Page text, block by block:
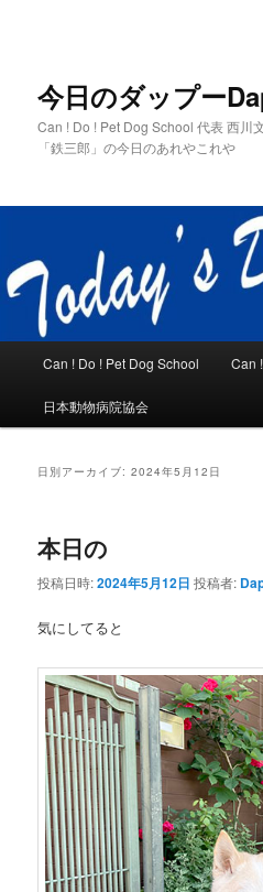
今日のダップー
Can ! Do ! Pet Dog School 代表 西川
「鉄三郎」の今日のあれやこれや
メ
Can ! Do ! Pet Dog School Can
日本動物病院協会
日別アーカイブ:2024年5月12日
本日の
投稿日時:2024年5月12日 投稿者:
気にしてると